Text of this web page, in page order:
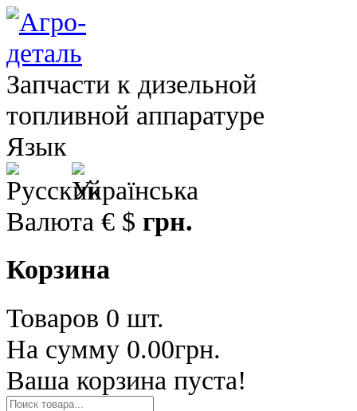
Запчасти к дизельной
топливной аппаратуре
Язык
Валюта € $ грн.
Корзина
Товаров 0 шт.
На сумму 0.00грн.
Ваша корзина пуста!